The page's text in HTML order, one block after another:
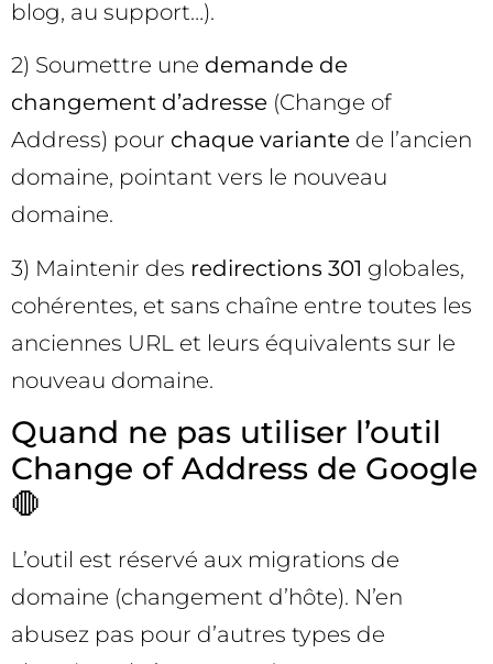
blog, au support…).
2) Soumettre une demande de
changement d’adresse (Change of
Address) pour chaque variante de l’ancien
domaine, pointant vers le nouveau
domaine.
3) Maintenir des redirections 301 globales,
cohérentes, et sans chaîne entre toutes les
anciennes URL et leurs équivalents sur le
nouveau domaine.
Quand ne pas utiliser l’outil
Change of Address de Google
🛑
L’outil est réservé aux migrations de
domaine (changement d’hôte). N’en
abusez pas pour d’autres types de